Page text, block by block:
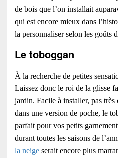
de bois que l’on installait
qui est encore mieux dans
la personnaliser selon les goûts
Le toboggan
À la recherche de petites
Laissez donc le roi de la glisse
jardin. Facile à installer, pas
dans une version de poche, le
parfait pour vos petits
durant toutes les saisons de
la neige serait encore plus